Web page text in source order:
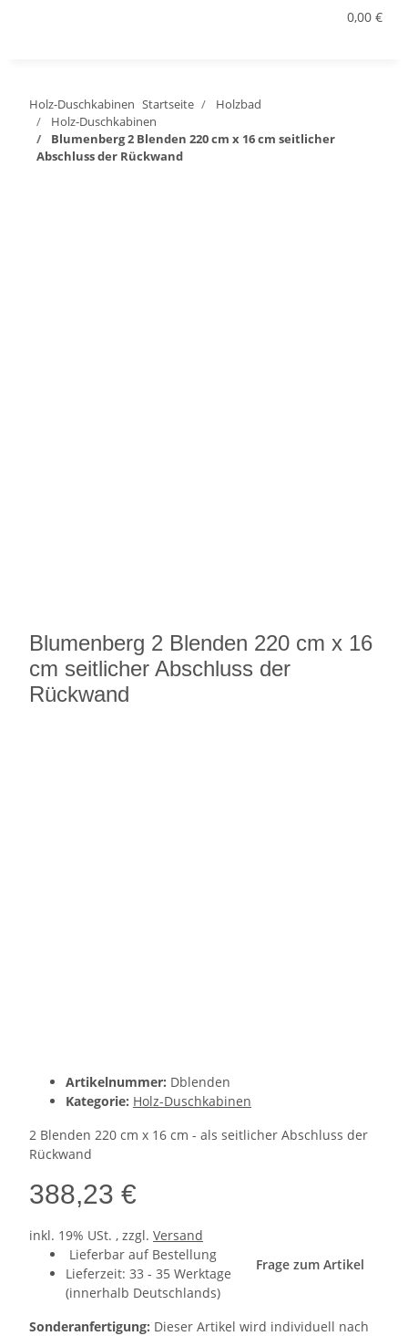
0,00 €
Holz-Duschkabinen Startseite
Holzbad
Holz-Duschkabinen
Blumenberg 2 Blenden 220 cm x 16 cm seitlicher
Abschluss der Rückwand
Blumenberg 2 Blenden 220 cm x 16
cm seitlicher Abschluss der
Rückwand
Artikelnummer: Dblenden
Kategorie: Holz-Duschkabinen
2 Blenden 220 cm x 16 cm - als seitlicher Abschluss der
Rückwand
388,23 €
inkl. 19% USt. , zzgl. Versand
Lieferbar auf Bestellung
Lieferzeit: 33 - 35 Werktage
(innerhalb Deutschlands)
Frage zum Artikel
Sonderanfertigung: Dieser Artikel wird individuell nach